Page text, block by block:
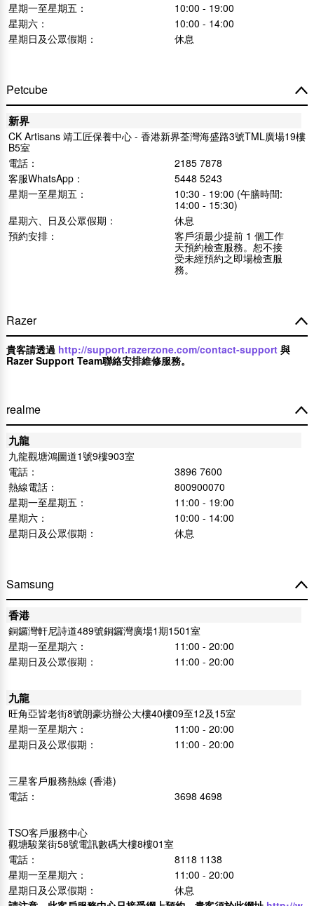
星期一至星期五：
10:00 - 19:00
星期六：
10:00 - 14:00
星期日及公眾假期：
休息
Petcube
新界
CK Artisans 靖工匠保養中心 - 香港新界荃灣海盛路3號TML廣場19樓
B5室
電話：
2185 7878
客服WhatsApp：
5448 5243
星期一至星期五：
10:30 - 19:00 (午膳時間:
14:00 - 15:30)
星期六、日及公眾假期：
休息
預約安排：
客戶須最少提前 1 個工作
天預約檢查服務。恕不接
受未經預約之即場檢查服
務。
Razer
貴客請透過 http://support.razerzone.com/contact-support 與
Razer Support Team聯絡安排維修服務。
realme
九龍
九龍觀塘鴻圖道1號9樓903室
電話：
3896 7600
熱線電話：
800900070
星期一至星期五：
11:00 - 19:00
星期六：
10:00 - 14:00
星期日及公眾假期：
休息
Samsung
香港
銅鑼灣軒尼詩道489號銅鑼灣廣場1期1501室
星期一至星期六：
11:00 - 20:00
星期日及公眾假期：
11:00 - 20:00
九龍
旺角亞皆老街8號朗豪坊辦公大樓40樓09至12及15室
星期一至星期六：
11:00 - 20:00
星期日及公眾假期：
11:00 - 20:00
三星客戶服務熱線 (香港)
電話：
3698 4698
TSO客戶服務中心
觀塘駿業街58號電訊數碼大樓8樓01室
電話：
8118 1138
星期一至星期六：
11:00 - 20:00
星期日及公眾假期：
休息